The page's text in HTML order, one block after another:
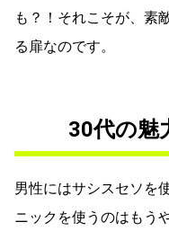
も？！それこそが、素
る扉なのです。
30代の魅
男性にはサシスセソを
ニックを使うのはもう